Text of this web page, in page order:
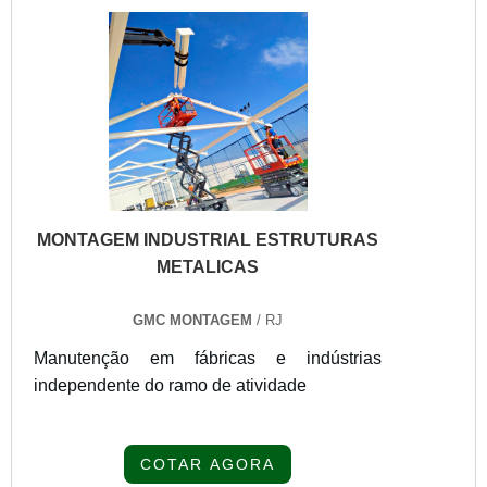
MONTAGEM INDUSTRIAL ESTRUTURAS
METALICAS
GMC MONTAGEM / RJ
Manutenção em fábricas e indústrias
independente do ramo de atividade
COTAR AGORA